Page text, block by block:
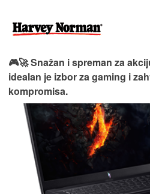
🎮🚀 Snažan i spreman za
idealan je izbor za gaming i
kompromisa.